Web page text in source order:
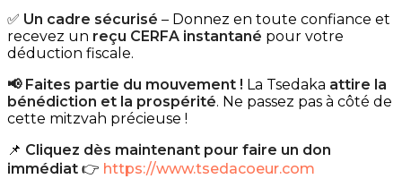
✅ Un cadre sécurisé – Donnez en toute confiance et
recevez un reçu CERFA instantané pour votre
déduction fiscale.
📢 Faites partie du mouvement ! La Tsedaka attire la
bénédiction et la prospérité. Ne passez pas à côté de
cette mitzvah précieuse !
📌 Cliquez dès maintenant pour faire un don
immédiat 👉 https://www.tsedacoeur.com